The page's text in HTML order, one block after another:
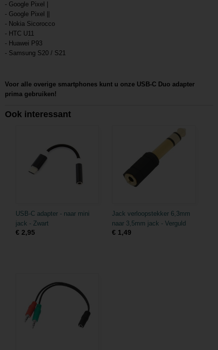
- Google Pixel |
- Google Pixel ||
- Nokia Sicorocco
- HTC U11
- Huawei P93
- Samsung S20 / S21
Voor alle overige smartphones kunt u onze USB-C Duo adapter
prima gebruiken!
Ook interessant
USB-C adapter - naar mini
jack - Zwart
€ 2,95
Jack verloopstekker 6,3mm
naar 3,5mm jack - Verguld
€ 1,49